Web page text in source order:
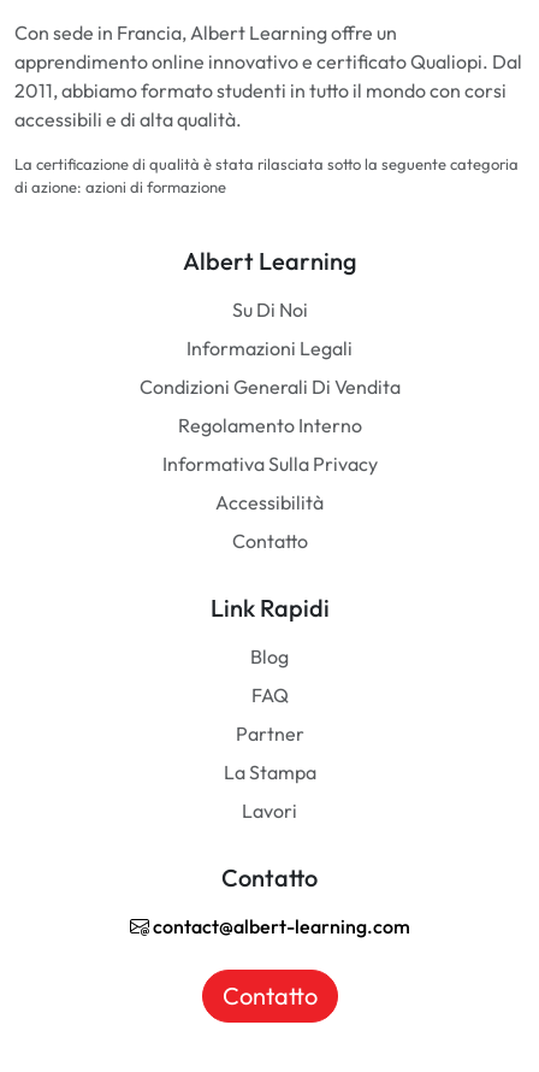
Con sede in Francia, Albert Learning offre un
apprendimento online innovativo e certificato Qualiopi. Dal
2011, abbiamo formato studenti in tutto il mondo con corsi
accessibili e di alta qualità.
La certificazione di qualità è stata rilasciata sotto la seguente categoria
di azione: azioni di formazione
Albert Learning
Su Di Noi
Informazioni Legali
Condizioni Generali Di Vendita
Regolamento Interno
Informativa Sulla Privacy
Accessibilità
Contatto
Link Rapidi
Blog
FAQ
Partner
La Stampa
Lavori
Contatto
contact@albert-learning.com
Contatto